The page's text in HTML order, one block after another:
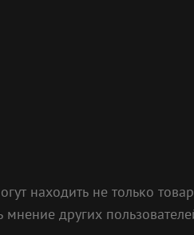
находить не только
других